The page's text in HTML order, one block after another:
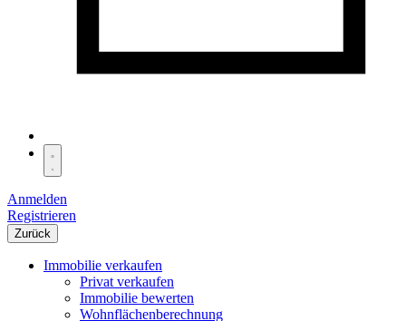
Anmelden
Registrieren
Zurück
Immobilie verkaufen
Privat verkaufen
Immobilie bewerten
Wohnflächenberechnung